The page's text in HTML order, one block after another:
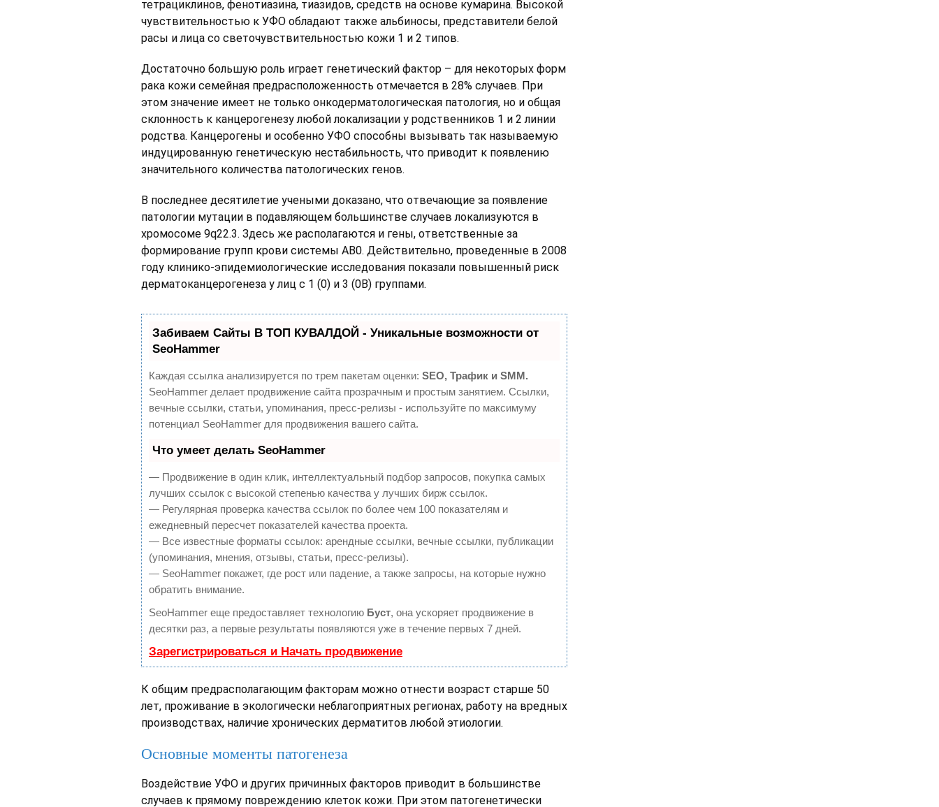
тетрациклинов, фенотиазина, тиазидов, средств на основе кумарина. Высокой
чувствительностью к УФО обладают также альбиносы, представители белой
расы и лица со светочувствительностью кожи 1 и 2 типов.
Достаточно большую роль играет генетический фактор – для некоторых форм
рака кожи семейная предрасположенность отмечается в 28% случаев. При
этом значение имеет не только онкодерматологическая патология, но и общая
склонность к канцерогенезу любой локализации у родственников 1 и 2 линии
родства. Канцерогены и особенно УФО способны вызывать так называемую
индуцированную генетическую нестабильность, что приводит к появлению
значительного количества патологических генов.
В последнее десятилетие учеными доказано, что отвечающие за появление
патологии мутации в подавляющем большинстве случаев локализуются в
хромосоме 9q22.3. Здесь же располагаются и гены, ответственные за
формирование групп крови системы АВ0. Действительно, проведенные в 2008
году клинико-эпидемиологические исследования показали повышенный риск
дерматоканцерогенеза у лиц с 1 (0) и 3 (0В) группами.
Забиваем Сайты В ТОП КУВАЛДОЙ - Уникальные возможности от
SeoHammer
Каждая ссылка анализируется по трем пакетам оценки: SEO, Трафик и SMM.
SeoHammer делает продвижение сайта прозрачным и простым занятием. Ссылки,
вечные ссылки, статьи, упоминания, пресс-релизы - используйте по максимуму
потенциал SeoHammer для продвижения вашего сайта.
Что умеет делать SeoHammer
— Продвижение в один клик, интеллектуальный подбор запросов, покупка самых
лучших ссылок с высокой степенью качества у лучших бирж ссылок.
— Регулярная проверка качества ссылок по более чем 100 показателям и
ежедневный пересчет показателей качества проекта.
— Все известные форматы ссылок: арендные ссылки, вечные ссылки, публикации
(упоминания, мнения, отзывы, статьи, пресс-релизы).
— SeoHammer покажет, где рост или падение, а также запросы, на которые нужно
обратить внимание.
SeoHammer еще предоставляет технологию Буст, она ускоряет продвижение в
десятки раз, а первые результаты появляются уже в течение первых 7 дней.
Зарегистрироваться и Начать продвижение
К общим предрасполагающим факторам можно отнести возраст старше 50
лет, проживание в экологически неблагоприятных регионах, работу на вредных
производствах, наличие хронических дерматитов любой этиологии.
Основные моменты патогенеза
Воздействие УФО и других причинных факторов приводит в большинстве
случаев к прямому повреждению клеток кожи. При этом патогенетически